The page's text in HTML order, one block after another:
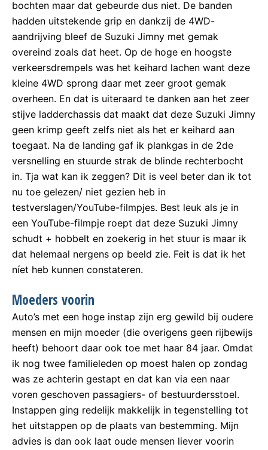
bochten maar dat gebeurde dus niet. De banden
hadden uitstekende grip en dankzij de 4WD-
aandrijving bleef de Suzuki Jimny met gemak
overeind zoals dat heet. Op de hoge en hoogste
verkeersdrempels was het keihard lachen want deze
kleine 4WD sprong daar met zeer groot gemak
overheen. En dat is uiteraard te danken aan het zeer
stijve ladderchassis dat maakt dat deze Suzuki Jimny
geen krimp geeft zelfs niet als het er keihard aan
toegaat. Na de landing gaf ik plankgas in de 2de
versnelling en stuurde strak de blinde rechterbocht
in. Tja wat kan ik zeggen? Dit is veel beter dan ik tot
nu toe gelezen/ niet gezien heb in
testverslagen/YouTube-filmpjes. Best leuk als je in
een YouTube-filmpje roept dat deze Suzuki Jimny
schudt + hobbelt en zoekerig in het stuur is maar ik
dat helemaal nergens op beeld zie. Feit is dat ik het
níet heb kunnen constateren.
Moeders voorin
Auto’s met een hoge instap zijn erg gewild bij oudere
mensen en mijn moeder (die overigens geen rijbewijs
heeft) behoort daar ook toe met haar 84 jaar. Omdat
ik nog twee familieleden op moest halen op zondag
was ze achterin gestapt en dat kan via een naar
voren geschoven passagiers- of bestuurdersstoel.
Instappen ging redelijk makkelijk in tegenstelling tot
het uitstappen op de plaats van bestemming. Mijn
advies is dan ook laat oude mensen liever voorin